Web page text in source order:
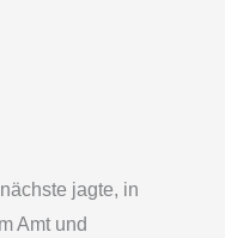
jagte, in
Amt und